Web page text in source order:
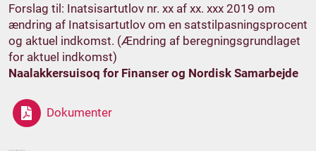
Forslag til: Inatsisartutlov nr. xx af xx. xxx 2019 om
ændring af Inatsisartutlov om en satstilpasningsprocent
og aktuel indkomst. (Ændring af beregningsgrundlaget
for aktuel indkomst)
Naalakkersuisoq for Finanser og Nordisk Samarbejde
Dokumenter